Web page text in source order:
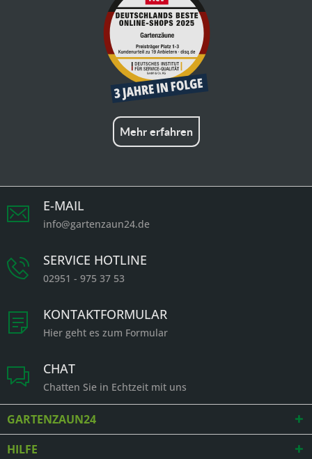
Mehr erfahren
E-MAIL
info@gartenzaun24.de
SERVICE HOTLINE
02951 - 975 37 53
KONTAKTFORMULAR
Hier geht es zum Formular
CHAT
Chatten Sie in Echtzeit mit uns
GARTENZAUN24
HILFE